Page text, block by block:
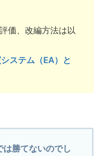
価、改編方法は以
ステム（EA）と
は勝てないのでし